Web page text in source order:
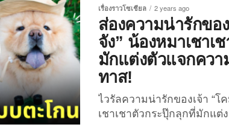
ออกมาอย่างน่าเอ็นดู...
ดิบอีกเช่นเคย สำหรับเซ็ตภาพ
ขาว” ตัวน้อยในสวนสัตว์ญี่ปุ่
โดนแม่คาบหมับเข้าให้ (ฟีลว่
เรียกว่าเป็นคอนเทนต์ที่เมด
เลยทีเดียว! คุณช่างภาพ
แอคเคาท์ X: @rikunow ผู้ที่
ทางไปเที่ยวสวนสัตว์หลาย
เสือในอิริยาบถน่ารัก...
เรื่องราวโซเชียล 2 years ago
ส่องความน่ารักขอ
จัง” น้องหมาเชาเ
มักแต่งตัวแจกควา
ทาส!
ไวรัลความน่ารักของเจ้า “โ
เชาเชาตัวกระปุ๊กลุกที่มักแ